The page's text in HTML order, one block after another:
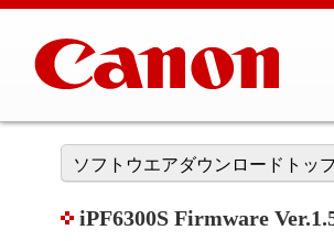
ソフトウエアダウンロードトッ
iPF6300S Firmware